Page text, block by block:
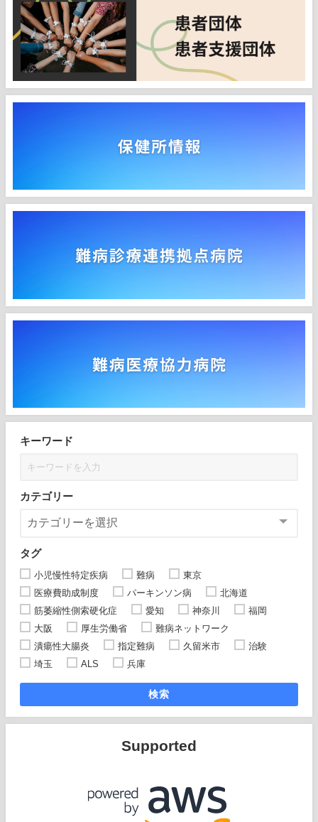
キーワード
カテゴリー
タグ
小児慢性特定疾病 難病
東京
医療費助成制度
パーキンソン病
北海道
筋萎縮性側索硬化症
愛知 神奈川
福岡
大阪
厚生労働省
難病ネットワーク
潰瘍性大腸炎
指定難病 久留米市
治験
埼玉
ALS 兵庫
検索
Supported